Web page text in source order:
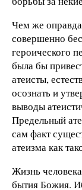
Чем же
совершенно
героического
была бы
атеисты,
осознать и
выводы
Предельный
сам факт
атеизма как
Жизнь
бытия Божия.